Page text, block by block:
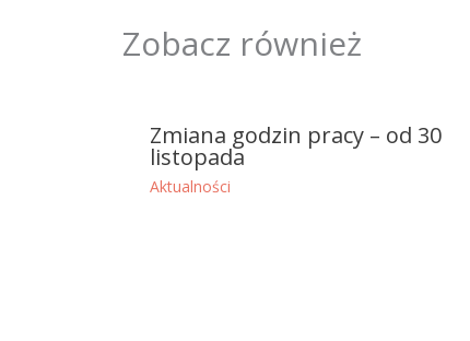
Zobacz również
Zmiana godzin pracy – od 30
listopada
Aktualności